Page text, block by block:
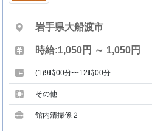
岩手県大船渡市
時給:1,050円 ～ 1,050円
(1)9時00分〜12時00分
その他
館内清掃係２